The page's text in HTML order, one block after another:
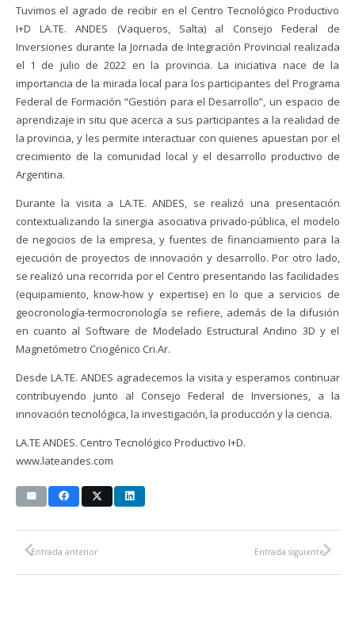
Tuvimos el agrado de recibir en el Centro Tecnológico Productivo
I+D LA.TE. ANDES (Vaqueros, Salta) al Consejo Federal de
Inversiones durante la Jornada de Integración Provincial realizada
el 1 de julio de 2022 en la provincia. La iniciativa nace de la
importancia de la mirada local para los participantes del Programa
Federal de Formación “Gestión para el Desarrollo”, un espacio de
aprendizaje in situ que acerca a sus participantes a la realidad de
la provincia, y les permite interactuar con quienes apuestan por el
crecimiento de la comunidad local y el desarrollo productivo de
Argentina.
Durante la visita a LA.TE. ANDES, se realizó una presentación
contextualizando la sinergia asociativa privado-pública, el modelo
de negocios de la empresa, y fuentes de financiamiento para la
ejecución de proyectos de innovación y desarrollo. Por otro lado,
se realizó una recorrida por el Centro presentando las facilidades
(equipamiento, know-how y expertise) en lo que a servicios de
geocronología-termocronología se refiere, además de la difusión
en cuanto al Software de Modelado Estructural Andino 3D y el
Magnetómetro Criogénico Cri.Ar.
Desde LA.TE. ANDES agradecemos la visita y esperamos continuar
contribuyendo junto al Consejo Federal de Inversiones, a la
innovación tecnológica, la investigación, la producción y la ciencia.
LA.TE ANDES. Centro Tecnológico Productivo I+D.
www.lateandes.com
Entrada anterior Entrada siguiente